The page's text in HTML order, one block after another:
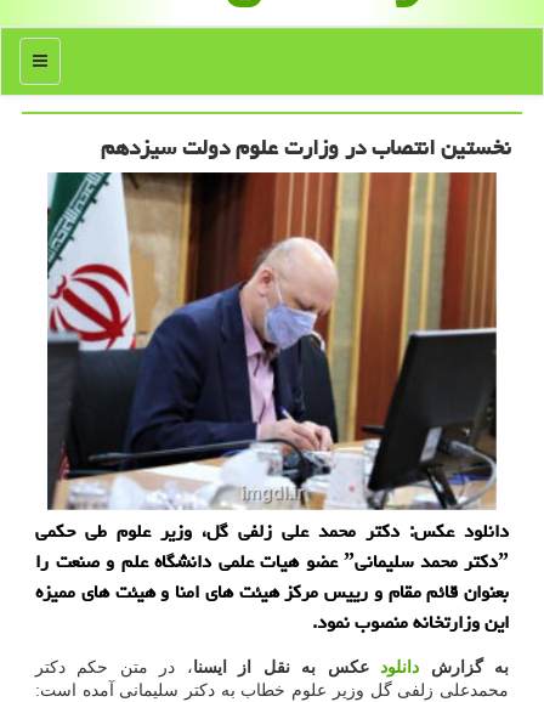
منو
نخستین انتصاب در وزارت علوم دولت سیزدهم
دانلود عکس: دکتر محمد علی زلفی گل، وزیر علوم طی حکمی
ˮدکتر محمد سلیمانیˮ عضو هیات علمی دانشگاه علم و صنعت را
بعنوان قائم مقام و رییس مرکز هیئت های امنا و هیئت های ممیزه
این وزارتخانه منصوب نمود.
به گزارش دانلودعکس به نقل از ایسنا، در متن حکم دکتر
محمدعلی زلفی گل وزیر علوم خطاب به دکتر سلیمانی آمده است: